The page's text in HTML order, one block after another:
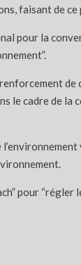
faisant de
pour la
le cadre de
pour